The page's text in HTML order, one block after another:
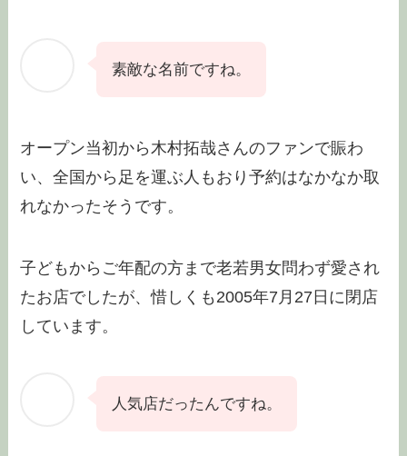
素敵な名前ですね。
オープン当初から木村拓哉さんのファンで賑わ
い、全国から足を運ぶ人もおり予約はなかなか取
れなかったそうです。
子どもからご年配の方まで老若男女問わず愛され
たお店でしたが、惜しくも2005年7月27日に閉店
しています。
人気店だったんですね。